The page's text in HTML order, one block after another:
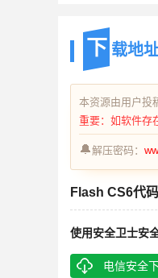
下 载地
本资源由用户投
重要：如软件存
🔔解压密码：
Flash CS6代
使用安全卫士安
电信安全